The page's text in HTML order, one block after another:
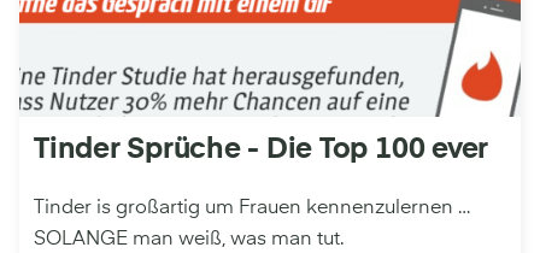
Tinder Sprüche - Die Top 100 ever
Tinder is großartig um Frauen kennenzulernen …
SOLANGE man weiß, was man tut.